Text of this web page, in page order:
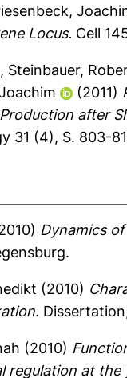
Locus. Cell
, Steinbauer,
(2011)
after
31 (4), S. 803-
Dynamics
(2010)
(2010)
regulation at the